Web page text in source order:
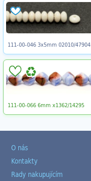
111-00-046 3x5mm 02010/47904
111-00-066 6mm x1362/14295
O nás
Kontakty
Rady nakupujícím